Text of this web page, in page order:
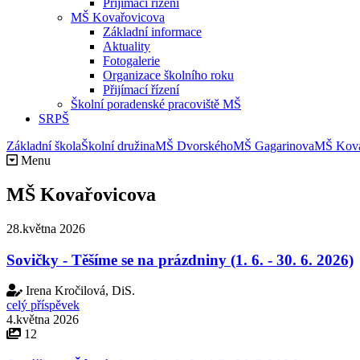
Přijímací řízení
MŠ Kovařovicova
Základní informace
Aktuality
Fotogalerie
Organizace školního roku
Přijímací řízení
Školní poradenské pracoviště MŠ
SRPŠ
Základní školaŠkolní družinaMŠ DvorskéhoMŠ GagarinovaMŠ
Menu
MŠ Kovařovicova
28.května 2026
Sovičky - Těšíme se na prázdniny (1. 6. - 30. 6. 2026)
Irena Kročilová, DiS.
celý příspěvek
4.května 2026
12